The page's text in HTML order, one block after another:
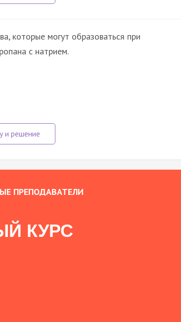
которые могут образоваться при
с натрием.
ПРЕПОДАВАТЕЛИ
КУРС